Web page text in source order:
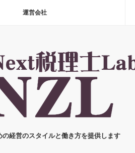
運営会社
経営のスタイルと働き方を提供します